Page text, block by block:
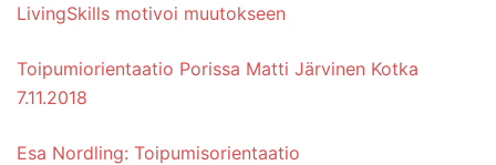
LivingSkills motivoi muutokseen
Toipumiorientaatio Porissa Matti Järvinen Kotka
7.11.2018
Esa Nordling: Toipumisorientaatio